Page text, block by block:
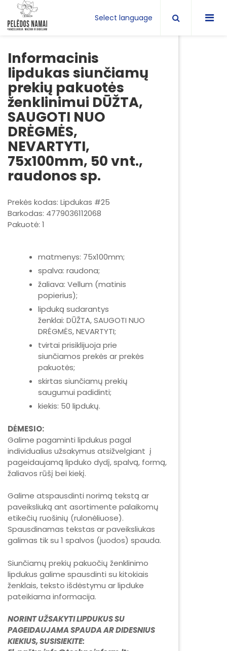
Select language
Informacinis
lipdukas siunčiamų
prekių pakuotės
ženklinimui DŪŽTA,
SAUGOTI NUO
DRĖGMĖS,
NEVARTYTI,
75x100mm, 50 vnt.,
raudonos sp.
Prekės kodas: Lipdukas #25
Barkodas: 4779036112068
Pakuotė: 1
matmenys: 75x100mm;
spalva: raudona;
žaliava: Vellum (matinis
popierius);
lipduką sudarantys
ženklai: DŪŽTA, SAUGOTI NUO
DRĖGMĖS, NEVARTYTI;
tvirtai prisiklijuoja prie
siunčiamos prekės ar prekės
pakuotės;
skirtas siunčiamų prekių
saugumui padidinti;
kiekis: 50 lipdukų.
DĖMESIO:
Galime pagaminti lipdukus pagal
individualius užsakymus atsižvelgiant į
pageidaujamą lipduko dydį, spalvą, formą,
žaliavos rūšį bei kiekį.
Galime atspausdinti norimą tekstą ar
paveiksliuką ant asortimente palaikomų
etikečių ruošinių (rulonėliuose).
Spausdinamas tekstas ar paveiksliukas
galimas tik su 1 spalvos (juodos) spauda.
Siunčiamų prekių pakuočių ženklinimo
lipdukus galime spausdinti su kitokiais
ženklais, teksto išdėstymu ar lipduke
pateikiama informacija.
NORINT UŽSAKYTI LIPDUKUS SU
PAGEIDAUJAMA SPAUDA AR DIDESNIUS
KIEKIUS, SUSISIEKITE: